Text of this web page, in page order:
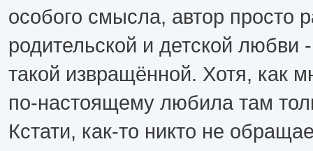
особого смысла, автор просто
родительской и детской любви
такой извращённой. Хотя, как
по-настоящему любила там
Кстати, как-то никто не